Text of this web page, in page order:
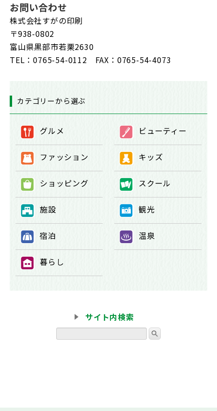
お問い合わせ
株式会社すがの印刷
〒938-0802
富山県黒部市若栗2630
TEL：0765-54-0112 FAX：0765-54-4073
カテゴリーから選ぶ
① グルメ ② ビューティー
③ ファッション ④ キッズ
⑤ ショッピング ⑥ スクール
⑦ 施設 ⑧ 観光
⑨ 宿泊 ⑩ 温泉
⑪ 暮らし
サイト内検索